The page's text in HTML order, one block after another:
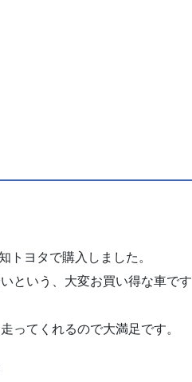
トヨタで購入しました。
という、大変お買い得な車です
ってくれるので大満足です。